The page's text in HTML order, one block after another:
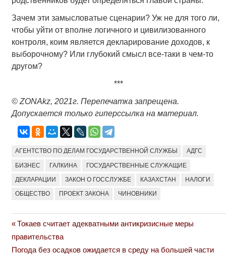
Зачем эти замысловатые сценарии? Уж не для того ли,
чтобы уйти от вполне логичного и цивилизованного
контроля, коим является декларирование доходов, к
выборочному? Или глубокий смысл все-таки в чем-то
другом?
***
© ZONAkz, 2021г. Перепечатка запрещена.
Допускается только гиперссылка на материал.
АГЕНТСТВО ПО ДЕЛАМ ГОСУДАРСТВЕННОЙ СЛУЖБЫ АДГС
БИЗНЕС ГАЛКИНА ГОСУДАРСТВЕННЫЕ СЛУЖАЩИЕ
ДЕКЛАРАЦИИ ЗАКОН О ГОССЛУЖБЕ КАЗАХСТАН НАЛОГИ
ОБЩЕСТВО ПРОЕКТ ЗАКОНА ЧИНОВНИКИ
Навигация
по
Previous
Post:
Токаев считает адекватными антикризисные меры
правительства
Next
Погода без осадков ожидается в среду на большей части